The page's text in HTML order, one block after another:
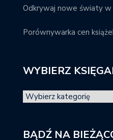
Odkrywaj nowe światy w
Porównywarka cen
WYBIERZ
BĄDŹ NA